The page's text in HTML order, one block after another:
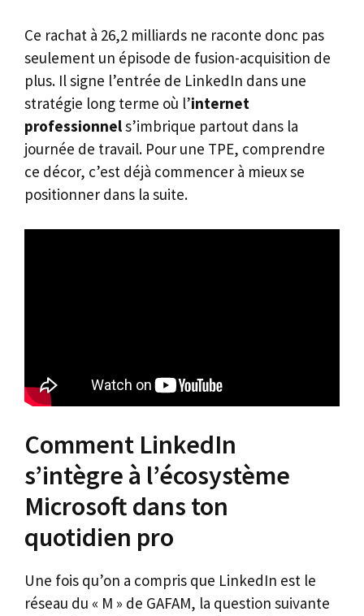
Ce rachat à 26,2 milliards ne raconte donc pas
seulement un épisode de fusion-acquisition de
plus. Il signe l’entrée de LinkedIn dans une
stratégie long terme où l’internet
professionnels’imbrique partout dans la
journée de travail. Pour une TPE, comprendre
ce décor, c’est déjà commencer à mieux se
positionner dans la suite.
Comment LinkedIn
s’intègre à l’écosystème
Microsoft dans ton
quotidien pro
Une fois qu’on a compris que LinkedIn est le
réseau du « M » de GAFAM, la question suivante